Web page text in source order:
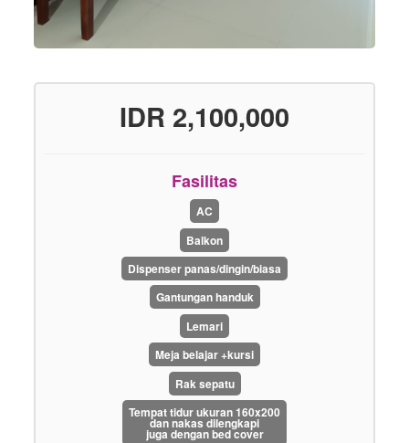
IDR 2,100,000
Fasilitas
AC
Balkon
Dispenser panas/dingin/biasa
Gantungan handuk
Lemari
Meja belajar +kursi
Rak sepatu
Tempat tidur ukuran 160x200
dan nakas dilengkapi
juga dengan bed cover